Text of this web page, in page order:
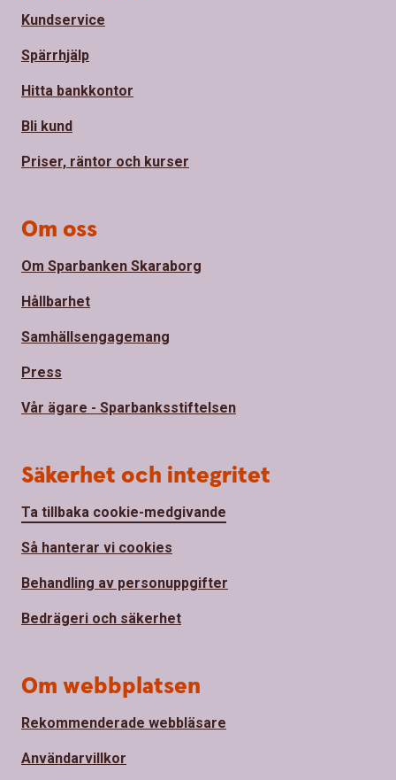
Kundservice
Spärrhjälp
Hitta bankkontor
Bli kund
Priser, räntor och kurser
Om oss
Om Sparbanken Skaraborg
Hållbarhet
Samhällsengagemang
Press
Vår ägare - Sparbanksstiftelsen
Säkerhet och integritet
Ta tillbaka cookie-medgivande
Så hanterar vi cookies
Behandling av personuppgifter
Bedrägeri och säkerhet
Om webbplatsen
Rekommenderade webbläsare
Användarvillkor